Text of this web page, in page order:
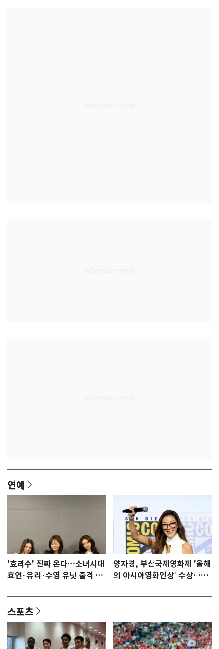
연예
'효리수' 진짜 온다…소녀시대
효연·유리·수영 유닛 출격 [N
양자경, 부산국제영화제 '올해
의 아시아영화인상' 수상…15
스포츠